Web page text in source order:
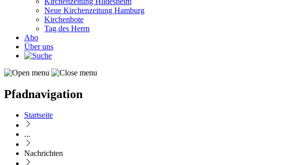
Neue Kirchenzeitung Hamburg
Kirchenbote
Tag des Herrn
Abo
Über uns
Pfadnavigation
Startseite
...
Nachrichten